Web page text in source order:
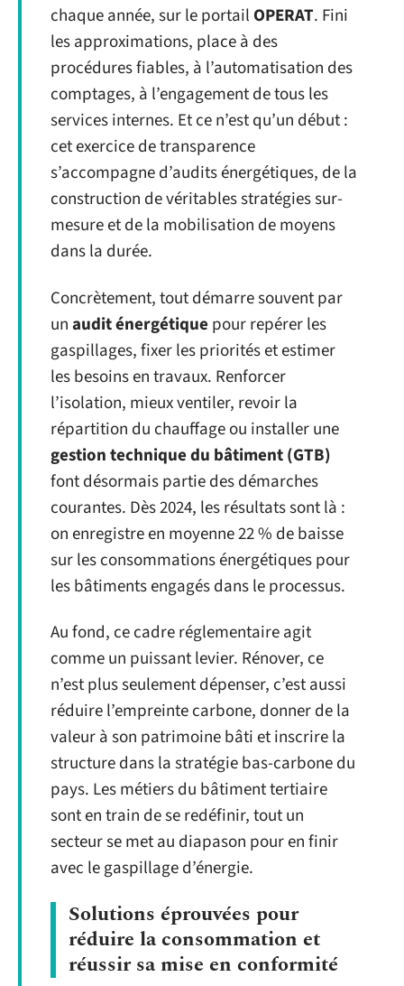
chaque année, sur le portail OPERAT. Fini
les approximations, place à des
procédures fiables, à l’automatisation des
comptages, à l’engagement de tous les
services internes. Et ce n’est qu’un début :
cet exercice de transparence
s’accompagne d’audits énergétiques, de la
construction de véritables stratégies sur-
mesure et de la mobilisation de moyens
dans la durée.
Concrètement, tout démarre souvent par
unaudit énergétique pour repérer les
gaspillages, fixer les priorités et estimer
les besoins en travaux. Renforcer
l’isolation, mieux ventiler, revoir la
répartition du chauffage ou installer une
gestion technique du bâtiment (GTB)
font désormais partie des démarches
courantes. Dès 2024, les résultats sont là :
on enregistre en moyenne 22 % de baisse
sur les consommations énergétiques pour
les bâtiments engagés dans le processus.
Au fond, ce cadre réglementaire agit
comme un puissant levier. Rénover, ce
n’est plus seulement dépenser, c’est aussi
réduire l’empreinte carbone, donner de la
valeur à son patrimoine bâti et inscrire la
structure dans la stratégie bas-carbone du
pays. Les métiers du bâtiment tertiaire
sont en train de se redéfinir, tout un
secteur se met au diapason pour en finir
avec le gaspillage d’énergie.
Solutions éprouvées pour
réduire la consommation et
réussir sa mise en conformité